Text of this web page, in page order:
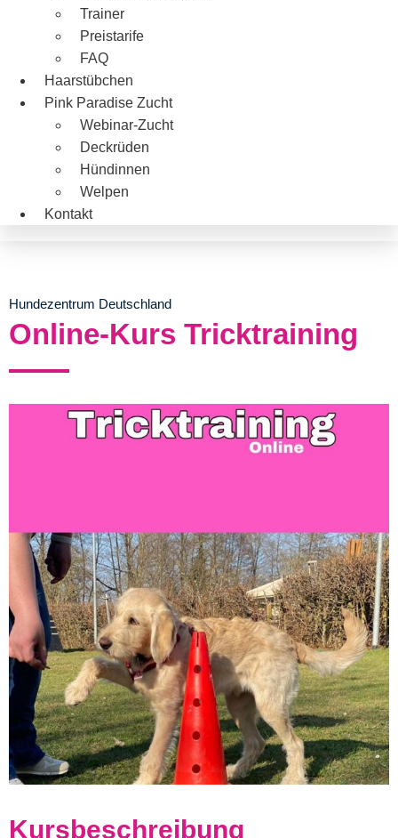
Trainer
Preistarife
FAQ
Haarstübchen
Pink Paradise Zucht
Webinar-Zucht
Deckrüden
Hündinnen
Welpen
Kontakt
Hundezentrum Deutschland
Online-Kurs Tricktraining
Kursbeschreibung